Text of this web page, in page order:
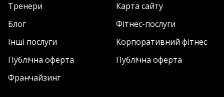
Тренери
Карта сайту
Блог
Фітнес-послуги
Інші послуги
Корпоративний фітнес
Публічна оферта
Публічна оферта
Франчайзинг